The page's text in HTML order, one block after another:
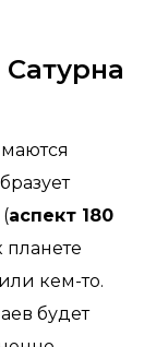
Сатурна
аспект 180
планете
кем-то.
будет